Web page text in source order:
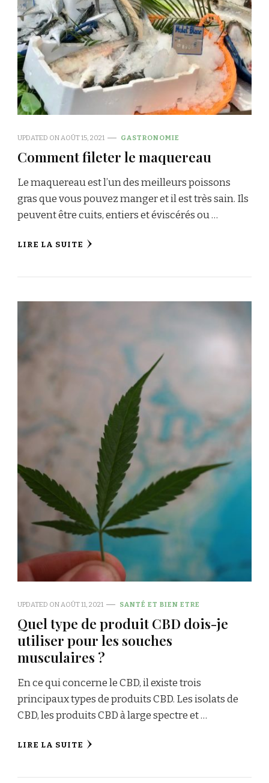
UPDATED ON AOÛT 15, 2021 GASTRONOMIE
Comment fileter le maquereau
Le maquereau est l’un des meilleurs poissons
gras que vous pouvez manger et il est très sain. Ils
peuvent être cuits, entiers et éviscérés ou …
LIRE LA SUITE
UPDATED ON AOÛT 11, 2021 SANTÉ ET BIEN ETRE
Quel type de produit CBD dois-je
utiliser pour les souches
musculaires ?
En ce qui concerne le CBD, il existe trois
principaux types de produits CBD. Les isolats de
CBD, les produits CBD à large spectre et …
LIRE LA SUITE